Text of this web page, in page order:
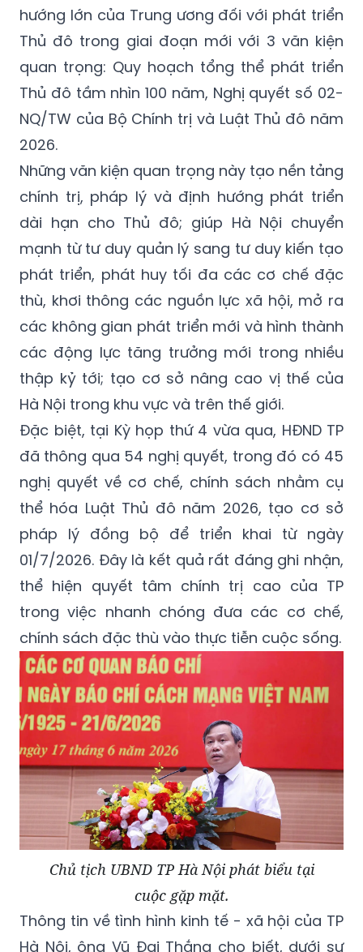
hướng lớn của Trung ương đối với phát triển
Thủ đô trong giai đoạn mới với 3 văn kiện
quan trọng: Quy hoạch tổng thể phát triển
Thủ đô tầm nhìn 100 năm, Nghị quyết số 02-
NQ/TW của Bộ Chính trị và Luật Thủ đô năm
2026.
Những văn kiện quan trọng này tạo nền tảng
chính trị, pháp lý và định hướng phát triển
dài hạn cho Thủ đô; giúp Hà Nội chuyển
mạnh từ tư duy quản lý sang tư duy kiến tạo
phát triển, phát huy tối đa các cơ chế đặc
thù, khơi thông các nguồn lực xã hội, mở ra
các không gian phát triển mới và hình thành
các động lực tăng trưởng mới trong nhiều
thập kỷ tới; tạo cơ sở nâng cao vị thế của
Hà Nội trong khu vực và trên thế giới.
Đặc biệt, tại Kỳ họp thứ 4 vừa qua, HĐND TP
đã thông qua 54 nghị quyết, trong đó có 45
nghị quyết về cơ chế, chính sách nhằm cụ
thể hóa Luật Thủ đô năm 2026, tạo cơ sở
pháp lý đồng bộ để triển khai từ ngày
01/7/2026. Đây là kết quả rất đáng ghi nhận,
thể hiện quyết tâm chính trị cao của TP
trong việc nhanh chóng đưa các cơ chế,
chính sách đặc thù vào thực tiễn cuộc sống.
Chủ tịch UBND TP Hà Nội phát biểu tại
cuộc gặp mặt.
Thông tin về tình hình kinh tế - xã hội của TP
Hà Nội, ông Vũ Đại Thắng cho biết, dưới sự